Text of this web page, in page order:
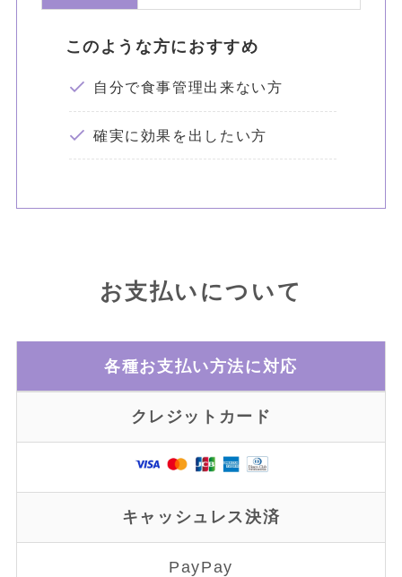
このような方におすすめ
自分で食事管理出来ない方
確実に効果を出したい方
お支払いについて
各種お支払い方法に対応
クレジットカード
キャッシュレス決済
PayPay